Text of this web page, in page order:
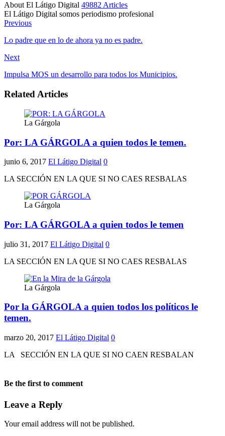
About El Látigo Digital 49882 Articles
El Látigo Digital somos periodismo profesional
Website
Facebook
Previous
Lo padre que en lo de ahora ya no es padre.
Next
Impulsa MOS un desarrollo para todos los Municipios.
Related Articles
La Gárgola
Por: LA GÁRGOLA a quien todos le temen.
junio 6, 2017 El Látigo Digital 0
LA SECCIÓN EN LA QUE SI NO CAES RESBALAS
La Gárgola
Por: LA GÁRGOLA a quien todos le temen
julio 31, 2017 El Látigo Digital 0
LA SECCIÓN EN LA QUE SI NO CAES RESBALAS
La Gárgola
Por la GÁRGOLA a quien todos los políticos le
temen.
marzo 20, 2017 El Látigo Digital 0
LA SECCIÓN EN LA QUE SI NO CAEN RESBALAN
Be the first to comment
Leave a Reply
Your email address will not be published.